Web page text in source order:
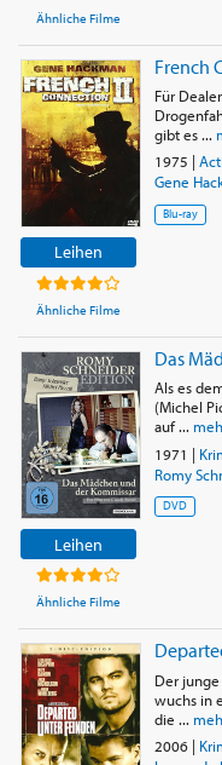
Ähnliche Filme
Leihen
Ähnliche Filme
French
Für
gibt es ...
1975 |
Gene
Blu-ray
Leihen
Ähnliche Filme
Das
Als es
(Michel
auf ...
1971 |
Romy
DVD
Der
wuchs in
die ...
2006|